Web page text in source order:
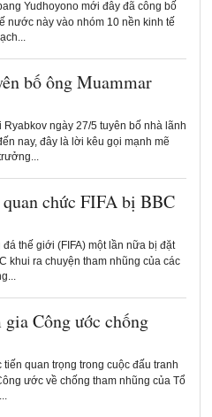
Yudhoyono mới đây đã công bố
nước này vào nhóm 10 nền kinh tế
bố ông Muammar
ngày 27/5 tuyên bố nhà lãnh
nay, đây là lời kêu gọi mạnh mẽ
chức FIFA bị BBC
thế giới (FIFA) một lần nữa bị đặt
khui ra chuyện tham nhũng của các
Công ước chống
quan trọng trong cuộc đấu tranh
ước về chống tham nhũng của Tổ